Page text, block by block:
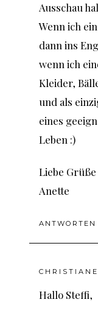
Ausschau
Wenn ich
dann ins
wenn ich
Kleider,
und als
eines
Leben :)
Liebe Grüße
Anette
ANTWORTEN
CHRISTIANE
Hallo Steffi,